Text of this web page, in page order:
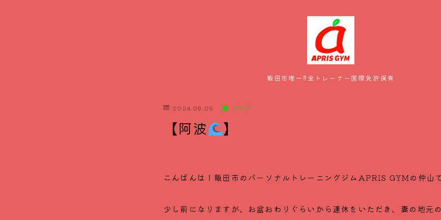
飯田市唯一‼全トレーナー国際免許保有
2024.09.05 ブログ
【阿波 】
こんばんは！飯田市のパーソナルトレーニングジムAPRIS GYMの仲山
少し前になりますが、お盆おわりぐらいから連休をいただき、妻の地元